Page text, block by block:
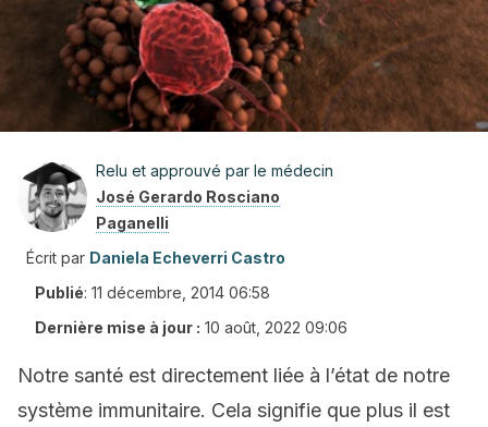
Relu et approuvé par le médecin
José Gerardo Rosciano
Paganelli
Écrit par Daniela Echeverri Castro
Publié: 11 décembre, 2014 06:58
Dernière mise à jour : 10 août, 2022 09:06
Notre santé est directement liée à l’état de notre
système immunitaire. Cela signifie que plus il est